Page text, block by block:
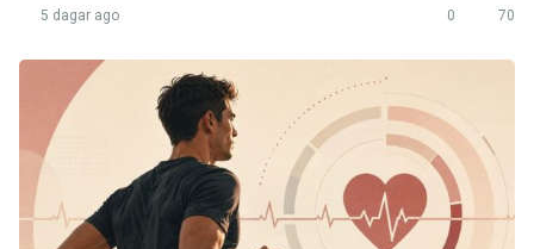
5 dagar ago 0 70